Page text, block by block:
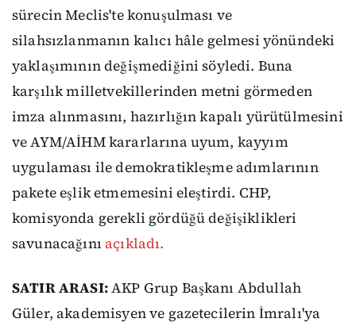
sürecin Meclis'te konuşulması ve
silahsızlanmanın kalıcı hâle gelmesi yönündeki
yaklaşımının değişmediğini söyledi. Buna
karşılık milletvekillerinden metni görmeden
imza alınmasını, hazırlığın kapalı yürütülmesini
ve AYM/AİHM kararlarına uyum, kayyım
uygulaması ile demokratikleşme adımlarının
pakete eşlik etmemesini eleştirdi. CHP,
komisyonda gerekli gördüğü değişiklikleri
savunacağını açıkladı.
SATIR ARASI:AKP Grup Başkanı Abdullah
Güler, akademisyen ve gazetecilerin İmralı'ya